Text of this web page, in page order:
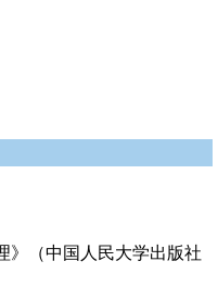
》（中国人民大学出版社